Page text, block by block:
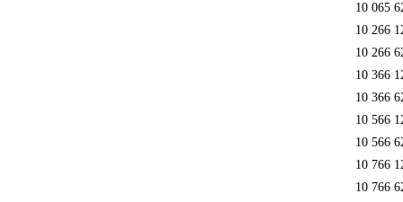
10 065
10 266
10 266
10 366
10 366
10 566
10 566
10 766
10 766